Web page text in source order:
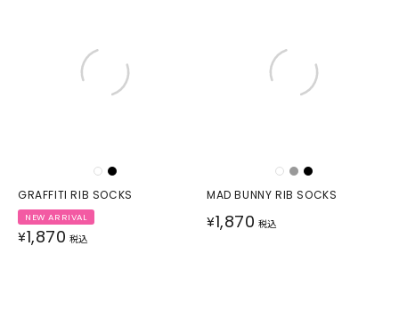
GRAFFITI RIB SOCKS
NEW ARRIVAL
¥1,870 税込
MAD BUNNY RIB SOCKS
¥1,870 税込